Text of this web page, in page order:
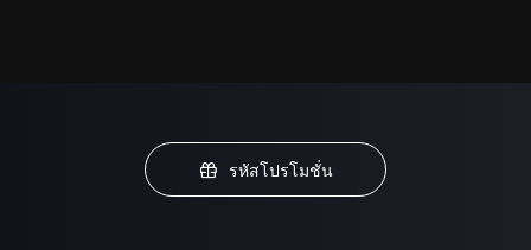
รหัสโปรโมชั่น